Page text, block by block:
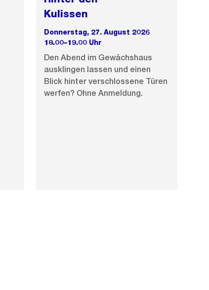
Kulissen
Donnerstag, 27. August 2026
18.00–19.00 Uhr
Den Abend im Gewächshaus
ausklingen lassen und einen
Blick hinter verschlossene Türen
werfen? Ohne Anmeldung.